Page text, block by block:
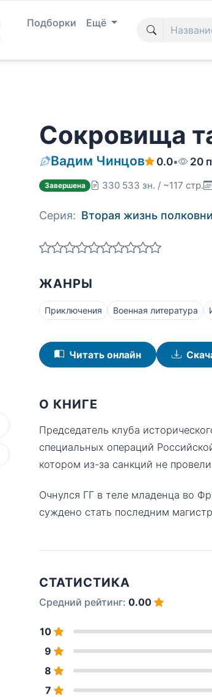
Подборки Ещё
Сокровища
Вадим Чинцов 0.0• 20
Завершена 330 533 зн. / ~117 стр.
Серия: Вторая жизнь
ЖАНРЫ
Приключения Военная литература
Читать онлайн
О КНИГЕ
Председатель клуба
специальных операций
котором из-за санкций не
Очнулся ГГ в теле младенца во
суждено стать последним
СТАТИСТИКА
Средний рейтинг: 0.00
10
9
8
7